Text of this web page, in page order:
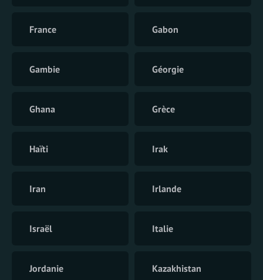
France Gabon
Gambie Géorgie
Ghana Grèce
Haïti Irak
Iran Irlande
Israël Italie
Jordanie Kazakhistan